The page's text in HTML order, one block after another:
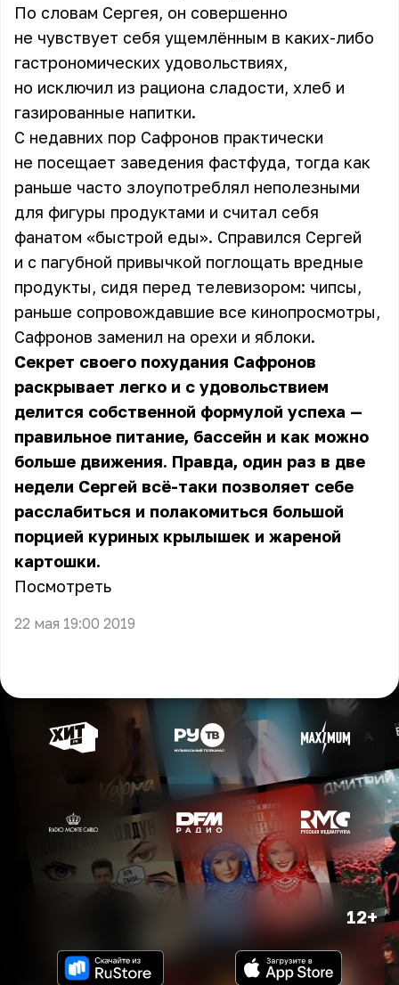
По словам Сергея, он совершенно
не чувствует себя ущемлённым в каких-либо
гастрономических удовольствиях,
но исключил из рациона сладости, хлеб и
газированные напитки.
С недавних пор Сафронов практически
не посещает заведения фастфуда, тогда как
раньше часто злоупотреблял неполезными
для фигуры продуктами и считал себя
фанатом «быстрой еды». Справился Сергей
и с пагубной привычкой поглощать вредные
продукты, сидя перед телевизором: чипсы,
раньше сопровождавшие все кинопросмотры,
Сафронов заменил на орехи и яблоки.
Секрет своего похудания Сафронов
раскрывает легко и с удовольствием
делится собственной формулой успеха —
правильное питание, бассейн и как можно
больше движения. Правда, один раз в две
недели Сергей всё-таки позволяет себе
расслабиться и полакомиться большой
порцией куриных крылышек и жареной
картошки.
Посмотреть
22 мая 19:00 2019
12+